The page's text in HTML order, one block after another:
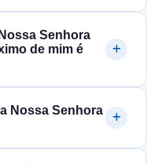
Senhora
de mim é
Nossa Senhora